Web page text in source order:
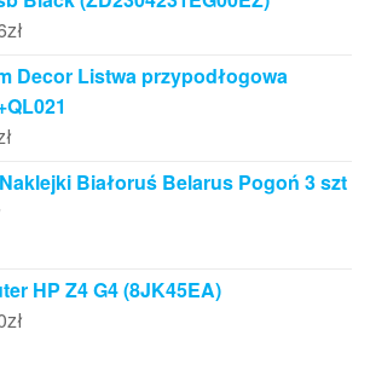
zł
Decor Listwa przypodłogowa
Białoruś Belarus Pogoń 3 szt
HP Z4 G4 (8JK45EA)
zł